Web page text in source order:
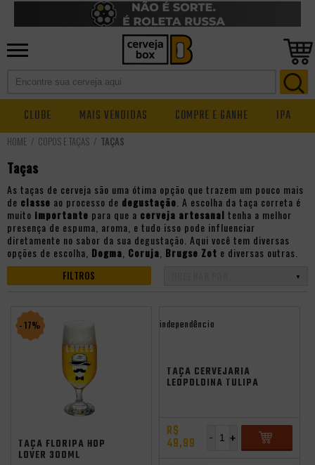
CLUBE MAIS VENDIDAS COMPRE E GANHE IPA
COPOS E TAÇAS TAÇAS
Taças
As taças de cerveja são uma ótima opção que trazem um pouco mais
de classe ao processo de degustação . A escolha da taça correta é
muito importante para que a cerveja artesanal tenha a melhor
presença de espuma, aroma, e tudo isso pode influenciar
diretamente no sabor da sua degustação. Aqui você tem diversas
opções de escolha, Dogma Coruja Brugse Zot e diversas outras.
FILTROS
- 17%
TAÇA FLORIPA HOP
LOVER 300ML
independência
TAÇA CERVEJARIA
LEOPOLDINA TULIPA
R$
49,99 +
-